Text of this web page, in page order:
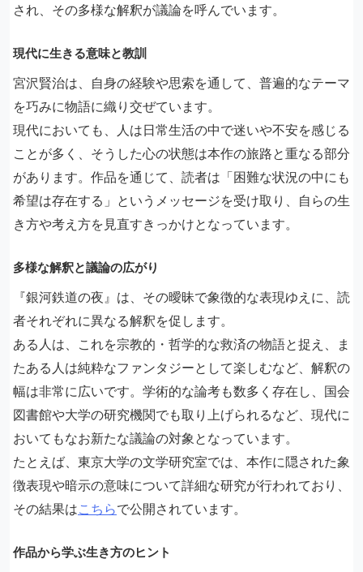
され、その多様な解釈が議論を呼んでいます。
現代に生きる意味と教訓
宮沢賢治は、自身の経験や思索を通して、普遍的なテーマ
を巧みに物語に織り交ぜています。
現代においても、人は日常生活の中で迷いや不安を感じる
ことが多く、そうした心の状態は本作の旅路と重なる部分
があります。作品を通じて、読者は「困難な状況の中にも
希望は存在する」というメッセージを受け取り、自らの生
き方や考え方を見直すきっかけとなっています。
多様な解釈と議論の広がり
『銀河鉄道の夜』は、その曖昧で象徴的な表現ゆえに、読
者それぞれに異なる解釈を促します。
ある人は、これを宗教的・哲学的な救済の物語と捉え、ま
たある人は純粋なファンタジーとして楽しむなど、解釈の
幅は非常に広いです。学術的な論考も数多く存在し、国会
図書館や大学の研究機関でも取り上げられるなど、現代に
おいてもなお新たな議論の対象となっています。
たとえば、東京大学の文学研究室では、本作に隠された象
徴表現や暗示の意味について詳細な研究が行われており、
その結果はこちらで公開されています。
作品から学ぶ生き方のヒント